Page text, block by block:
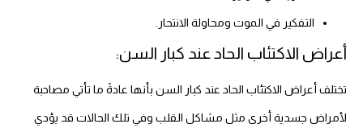
التفكير في الموت ومحاولة الانتحار.
أعراض الاكتئاب الحاد عند كبار السن:
تختلف أعراض الاكتئاب الحاد عند كبار السن بأنها عادةً ما تأتي مصاحبة
لأمراض جسدية أخرى مثل مشاكل القلب وفي تلك الحالات قد يؤدي